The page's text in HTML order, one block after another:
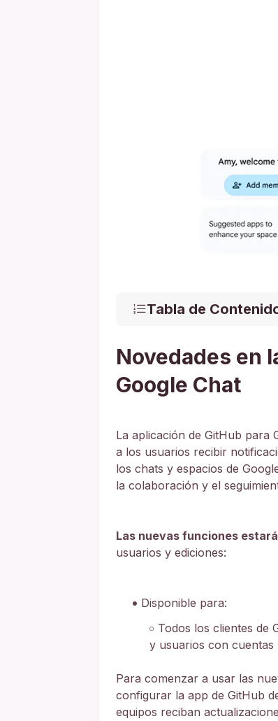
Tabla de
Novedades en
Google Chat
La aplicación de GitHub para
a los usuarios recibir
los chats y espacios de
la colaboración y el
Las nuevas funciones
usuarios y ediciones:
Disponible para:
Todos los clientes de
y usuarios con cuentas
Para comenzar a usar las
configurar la app de GitHub
equipos reciban